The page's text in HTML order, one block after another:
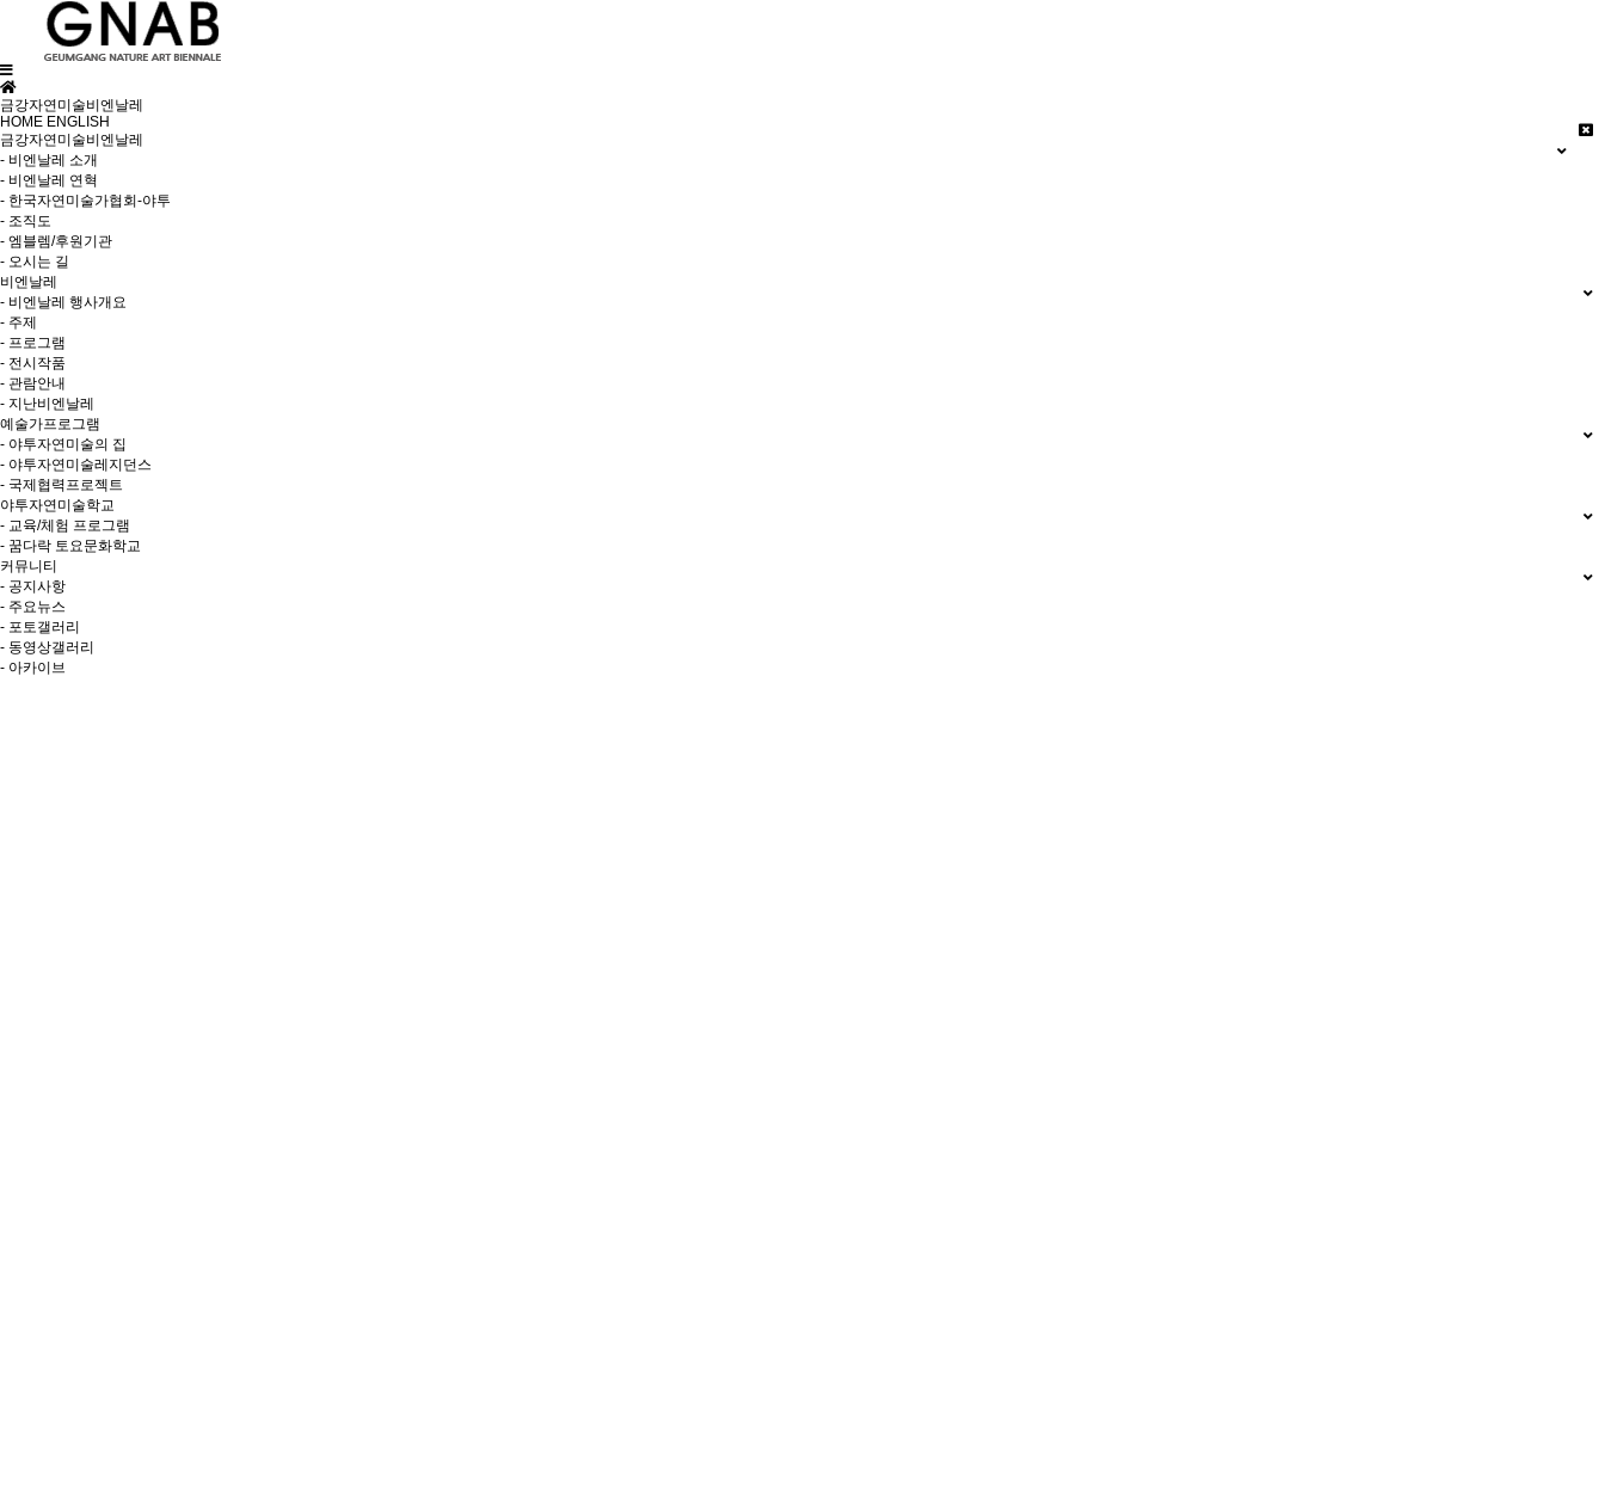
금강자연미술비엔날레
HOME ENGLISH
금강자연미술비엔날레
- 비엔날레 소개
- 비엔날레 연혁
- 한국자연미술가협회-야투
- 조직도
- 엠블렘/후원기관
- 오시는 길
비엔날레
- 비엔날레 행사개요
- 주제
- 프로그램
- 전시작품
- 관람안내
- 지난비엔날레
예술가프로그램
- 야투자연미술의 집
- 야투자연미술레지던스
- 국제협력프로젝트
야투자연미술학교
- 교육/체험 프로그램
- 꿈다락 토요문화학교
커뮤니티
- 공지사항
- 주요뉴스
- 포토갤러리
- 동영상갤러리
- 아카이브